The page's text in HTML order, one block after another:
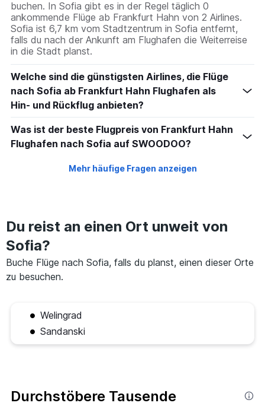
buchen. In Sofia gibt es in der Regel täglich 0
ankommende Flüge ab Frankfurt Hahn von 2 Airlines.
Sofia ist 6,7 km vom Stadtzentrum in Sofia entfernt,
falls du nach der Ankunft am Flughafen die Weiterreise
in die Stadt planst.
Welche sind die günstigsten Airlines, die Flüge
nach Sofia ab Frankfurt Hahn Flughafen als
Hin- und Rückflug anbieten?
Was ist der beste Flugpreis von Frankfurt Hahn
Flughafen nach Sofia auf SWOODOO?
Mehr häufige Fragen anzeigen
Du reist an einen Ort unweit von
Sofia?
Buche Flüge nach Sofia, falls du planst, einen dieser Orte
zu besuchen.
Welingrad
Sandanski
Durchstöbere Tausende